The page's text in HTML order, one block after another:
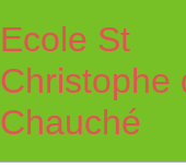
Ecole St
Christophe
Chauché